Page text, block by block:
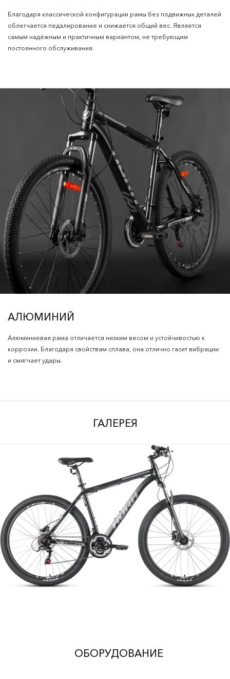
Благодаря классической конфигурации рамы без подвижных деталей
облегчается педалирование и снижается общий вес. Является
самым надёжным и практичным вариантом, не требующим
постоянного обслуживания.
АЛЮМИНИЙ
Алюминиевая рама отличается низким весом и устойчивостью к
коррозии. Благодаря свойствам сплава, она отлично гасит вибрации
и смягчает удары.
ГАЛЕРЕЯ
ОБОРУДОВАНИЕ